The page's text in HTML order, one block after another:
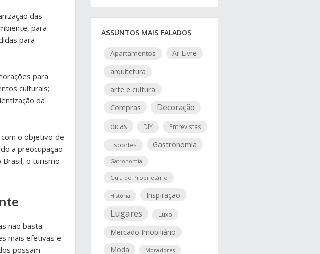
das
para
para
para
culturais;
da
o objetivo de
a preocupação
o turismo
não basta
mais efetivas e
possam
ASSUNTOS MAIS FALADOS
Apartamentos
Ar Livre
arquitetura
arte e cultura
Compras
Decoração
dicas DIY Entrevistas
Esportes Gastronomia
Gatronomia
Guia do Proprietário
História Inspiração
Lugares Luxo
Mercado Imobiliário
Moda
Moradores